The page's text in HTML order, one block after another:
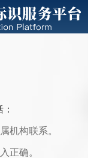
机构联系。
正确。